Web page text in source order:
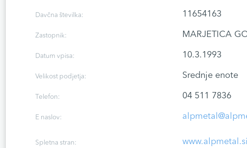
Davčna številka: 11654163
Zastopnik: MARJETICA
Datum vpisa: 10.3.1993
Velikost podjetja: Srednje enote
Telefon: 04 511 7836
E naslov:
Spletna stran: www.alpmetal.si